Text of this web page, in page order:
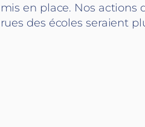
mis en place. Nos actions
rues des écoles seraient